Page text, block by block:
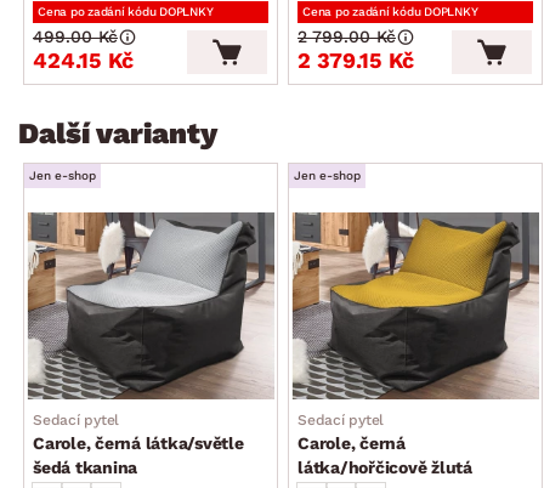
Cena po zadání kódu DOPLNKY
424.15 Kč
499.00 Kč
Cena po zadání kódu DOPLNKY
2 379.15 Kč
2 799.00 Kč
Další varianty
Jen e-shop
Sedací pytel
Carole, černá látka/světle
šedá tkanina
Jen e-shop
Sedací pytel
Carole, černá
látka/hořčicově žlutá